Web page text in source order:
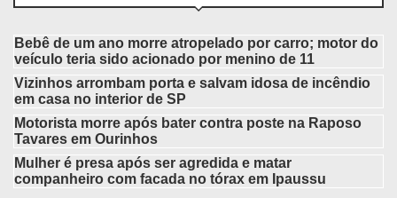
Bebê de um ano morre atropelado por carro; motor do
veículo teria sido acionado por menino de 11
Vizinhos arrombam porta e salvam idosa de incêndio
em casa no interior de SP
Motorista morre após bater contra poste na Raposo
Tavares em Ourinhos
Mulher é presa após ser agredida e matar
companheiro com facada no tórax em Ipaussu